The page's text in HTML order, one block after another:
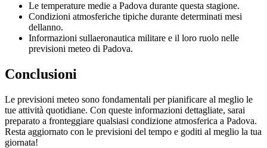
Le temperature medie a Padova durante questa stagione.
Condizioni atmosferiche tipiche durante determinati mesi
dellanno.
Informazioni sullaeronautica militare e il loro ruolo nelle
previsioni meteo di Padova.
Conclusioni
Le previsioni meteo sono fondamentali per pianificare al meglio le
tue attività quotidiane. Con queste informazioni dettagliate, sarai
preparato a fronteggiare qualsiasi condizione atmosferica a Padova.
Resta aggiornato con le previsioni del tempo e goditi al meglio la tua
giornata!